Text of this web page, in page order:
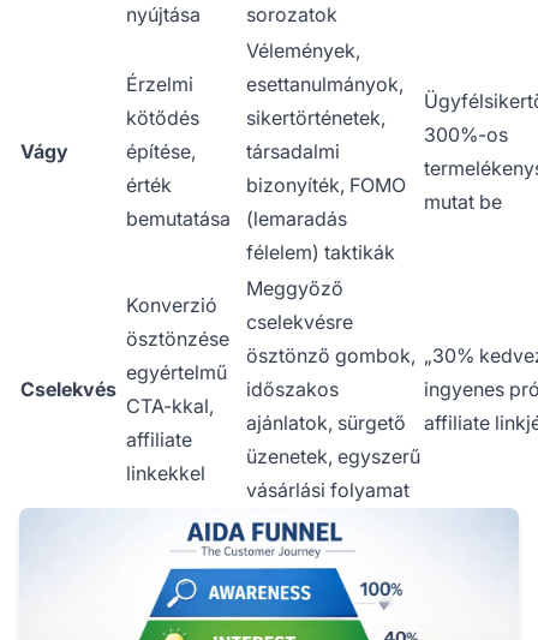
nyújtása
sorozatok
Vágy
Érzelmi
kötődés
építése,
érték
bemutatása
Vélemények,
esettanulmányok,
sikertörténetek,
társadalmi
bizonyíték, FOMO
(lemaradás
félelem) taktikák
300%-os
mutat be
Cselekvés
Konverzió
ösztönzése
egyértelmű
CTA-kkal,
affiliate
linkekkel
Meggyőző
cselekvésre
ösztönző gombok,
időszakos
ajánlatok, sürgető
üzenetek, egyszerű
vásárlási folyamat
„30%
ingyenes
affiliate